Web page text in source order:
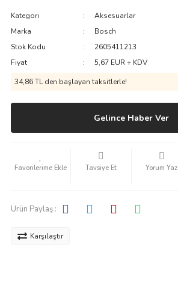
Kategori
Aksesuarlar
Marka
Bosch
Stok Kodu
2605411213
Fiyat
5,67 EUR + KDV
34,86 TL den başlayan taksitlerle!
Gelince Haber Ver
Tavsiye Et Yorum Yaz
Ürün Paylaş :
Karşılaştır